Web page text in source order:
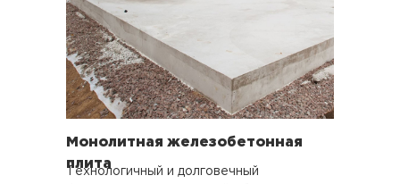
Монолитная железобетонная
плита
Технологичный и долговечный